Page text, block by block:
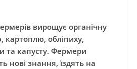
вирощує органічну
обліпиху,
та капусту. Фермери
нові знання, їздять на